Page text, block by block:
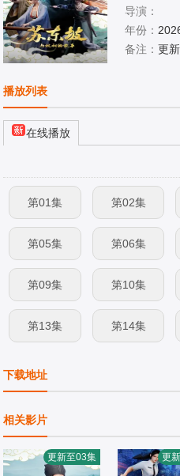
导演：
年份：
备注：更
播放列表
在线播放
第01集 第02集
第05集 第06集
第09集 第10集
第13集 第14集
下载地址
相关影片
更新至03集 更